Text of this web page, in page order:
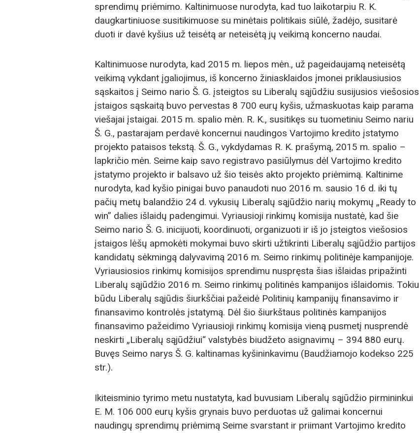
sprendimų priėmimo. Kaltinimuose nurodyta, kad tuo laikotarpiu R. K.
daugkartiniuose susitikimuose su minėtais politikais siūlė, žadėjo, susitarė
duoti ir davė kyšius už teisėtą ar neteisėtą jų veikimą koncerno naudai.
Kaltinimuose nurodyta, kad 2015 m. liepos mėn., už pageidaujamą neteisėtą
veikimą vykdant įgaliojimus, iš koncerno žiniasklaidos įmonei priklausiusios
sąskaitos į Seimo nario Š. G. įsteigtos su Liberalų sąjūdžiu susijusios viešosios
įstaigos sąskaitą buvo pervestas 8 700 eurų kyšis, užmaskuotas kaip parama
viešajai įstaigai. 2015 m. spalio mėn. R. K., susitikęs su tuometiniu Seimo nariu
Š. G., pastarajam perdavė koncernui naudingos Vartojimo kredito įstatymo
projekto pataisos tekstą. Š. G., vykdydamas R. K. prašymą, 2015 m. spalio –
lapkričio mėn. Seime kaip savo registravo pasiūlymus dėl Vartojimo kredito
įstatymo projekto ir balsavo už šio teisės akto projekto priėmimą. Kaltinime
nurodyta, kad kyšio pinigai buvo panaudoti nuo 2016 m. sausio 16 d. iki tų
pačių metų balandžio 24 d. vykusių Liberalų sąjūdžio narių mokymų „Ready to
win” dalies išlaidų padengimui. Vyriausioji rinkimų komisija nustatė, kad šie
Seimo nario Š. G. inicijuoti, koordinuoti, organizuoti ir iš jo įsteigtos viešosios
įstaigos lėšų apmokėti mokymai buvo skirti užtikrinti Liberalų sąjūdžio partijos
kandidatų sėkmingą dalyvavimą 2016 m. Seimo rinkimų politinėje kampanijoje.
Vyriausiosios rinkimų komisijos sprendimu nuspręsta šias išlaidas pripažinti
Liberalų sąjūdžio 2016 m. Seimo rinkimų politinės kampanijos išlaidomis. Tokiu
būdu Liberalų sąjūdis šiurkščiai pažeidė Politinių kampanijų finansavimo ir
finansavimo kontrolės įstatymą. Dėl šio šiurkštaus politinės kampanijos
finansavimo pažeidimo Vyriausioji rinkimų komisija vieną pusmetį nusprendė
neskirti „Liberalų sąjūdžiui“ valstybės biudžeto asignavimų – 394 880 eurų.
Buvęs Seimo narys Š. G. kaltinamas kyšininkavimu (Baudžiamojo kodekso 225
str.).
Ikiteisminio tyrimo metu nustatyta, kad buvusiam Liberalų sąjūdžio pirmininkui
E. M. 106 000 eurų kyšis grynais buvo perduotas už galimai koncernui
naudingų sprendimų priėmimą Seime svarstant ir priimant Vartojimo kredito